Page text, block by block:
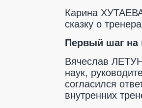
Карина
сказку о
Первый шаг на
Вячеслав
наук,
согласился
внутренних